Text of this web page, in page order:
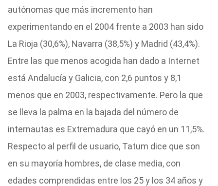
autónomas que más incremento han
experimentando en el 2004 frente a 2003 han sido
La Rioja (30,6%), Navarra (38,5%) y Madrid (43,4%).
Entre las que menos acogida han dado a Internet
está Andalucía y Galicia, con 2,6 puntos y 8,1
menos que en 2003, respectivamente. Pero la que
se lleva la palma en la bajada del número de
internautas es Extremadura que cayó en un 11,5%.
Respecto al perfil de usuario, Tatum dice que son
en su mayoría hombres, de clase media, con
edades comprendidas entre los 25 y los 34 años y